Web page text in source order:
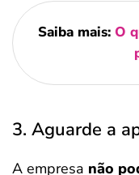
Saiba mais: O
3. Aguarde a
A empresa não